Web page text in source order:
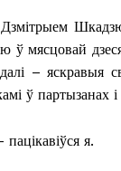
Наша
Дзмітрыем
ў мясцовай
– яскравыя
ў партызанах
я.